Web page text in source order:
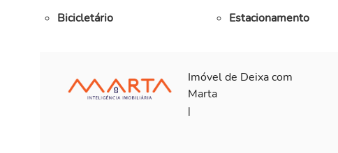
Bicicletário Estacionamento
Imóvel de Deixa com
Marta
|